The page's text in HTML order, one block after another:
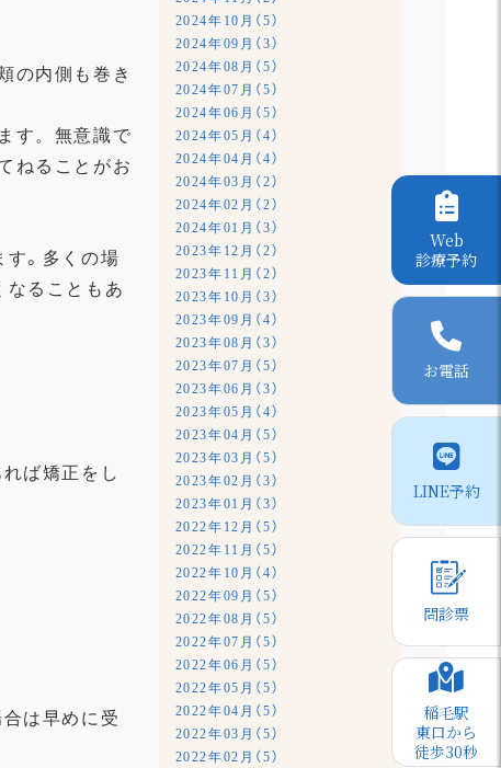
の内側も巻き
す。 無意識で
ねることがお
。 多くの場
なることもあ
ば矯正をし
は早めに受
2024年10月（5）
2024年09月（3）
2024年08月（5）
2024年07月（5）
2024年06月（5）
2024年05月（4）
2024年04月（4）
2024年03月（2）
2024年02月（2）
2024年01月（3）
2023年12月（2）
2023年11月（2）
2023年10月（3）
2023年09月（4）
2023年08月（3）
2023年07月（5）
2023年06月（3）
2023年05月（4）
2023年04月（5）
2023年03月（5）
2023年02月（3）
2023年01月（3）
2022年12月（5）
2022年11月（5）
2022年10月（4）
2022年09月（5）
2022年08月（5）
2022年07月（5）
2022年06月（5）
2022年05月（5）
2022年04月（5）
2022年03月（5）
2022年02月（5）
Web
診療予約
お電話
LINE予約
問診票
稲毛駅
東口から
徒歩30秒